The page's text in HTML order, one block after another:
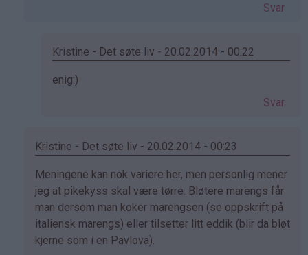
Svar
Kristine - Det søte liv - 20.02.2014 - 00:22
Som
miika
bekreftet)
enig:)
Svar
Kristine - Det søte liv - 20.02.2014 - 00:23
Som
svar
på
av
June
Meningene kan nok variere her, men personlig mener
jeg at pikekyss skal være tørre. Bløtere marengs får
man dersom man koker marengsen (se oppskrift på
italiensk marengs) eller tilsetter litt eddik (blir da bløt
kjerne som i en Pavlova).